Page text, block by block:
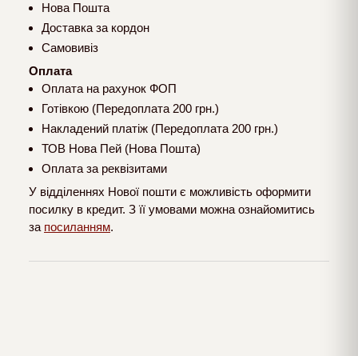
Нова Пошта
Доставка за кордон
Самовивіз
Оплата
Оплата на рахунок ФОП
Готівкою (Передоплата 200 грн.)
Накладений платіж (Передоплата 200 грн.)
ТОВ Нова Пей (Нова Пошта)
Оплата за реквізитами
У відділеннях Нової пошти є можливість оформити
посилку в кредит. З її умовами можна ознайомитись
за посиланням.